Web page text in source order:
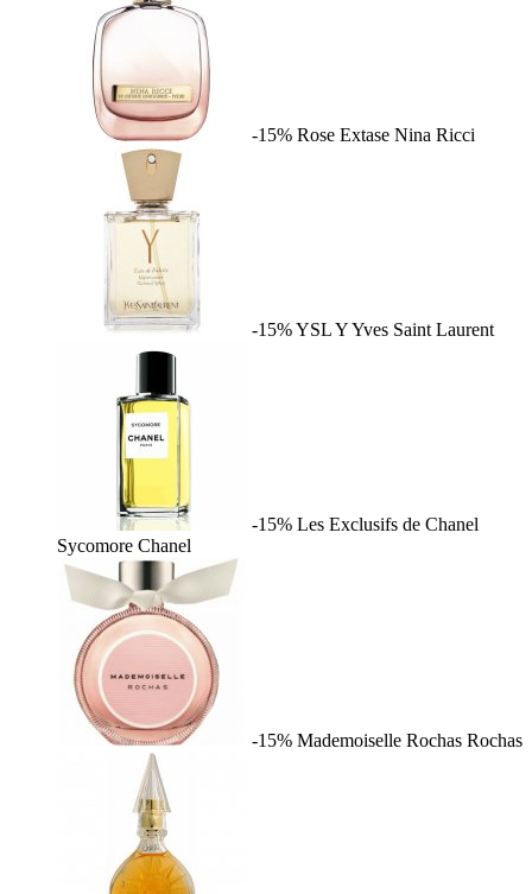
-15% Rose Extase Nina Ricci
-15%YSL YYves Saint Laurent
-15% Les Exclusifs de Chanel
Sycomore Chanel
-15% Mademoiselle Rochas Rochas